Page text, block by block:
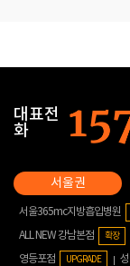
대표전
화
서울365mc지방흡입병원
ALL NEW 강남본점 확장
영등포점
UPGRADE